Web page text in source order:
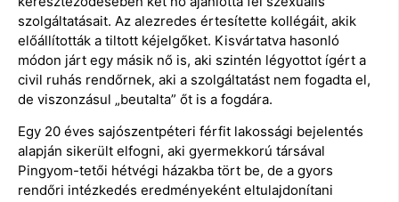
szolgáltatásait. Az alezredes értesítette kollégáit, akik
előállították a tiltott kéjelgőket. Kisvártatva hasonló
módon járt egy másik nő is, aki szintén légyottot ígért a
civil ruhás rendőrnek, aki a szolgáltatást nem fogadta el,
de viszonzásul „beutalta” őt is a fogdára.
Egy 20 éves sajószentpéteri férfit lakossági bejelentés
alapján sikerült elfogni, aki gyermekkorú társával
Pingyom-tetői hétvégi házakba tört be, de a gyors
rendőri intézkedés eredményeként eltulajdonítani